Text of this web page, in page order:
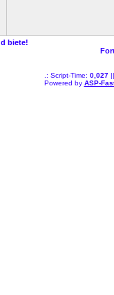
biete!
.: Script-Time: 0,027
Powered by ASP-